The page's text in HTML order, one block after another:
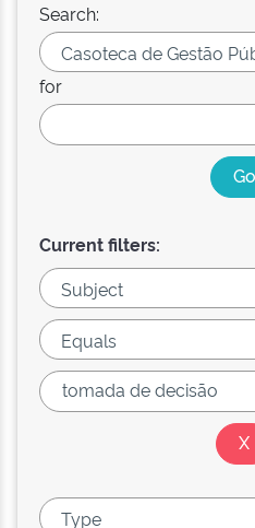
Search:
for
Current filters: